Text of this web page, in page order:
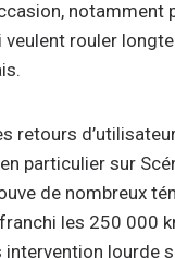
notamment
rouler
retours
particulier sur
de nombreux
les 250 000
intervention lourde